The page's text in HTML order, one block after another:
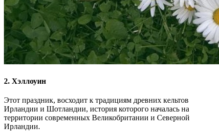
2. Хэллоуин
Этот праздник, восходит к традициям древних кельтов
Ирландии и Шотландии, история которого началась на
территории современных Великобритании и Северной
Ирландии.